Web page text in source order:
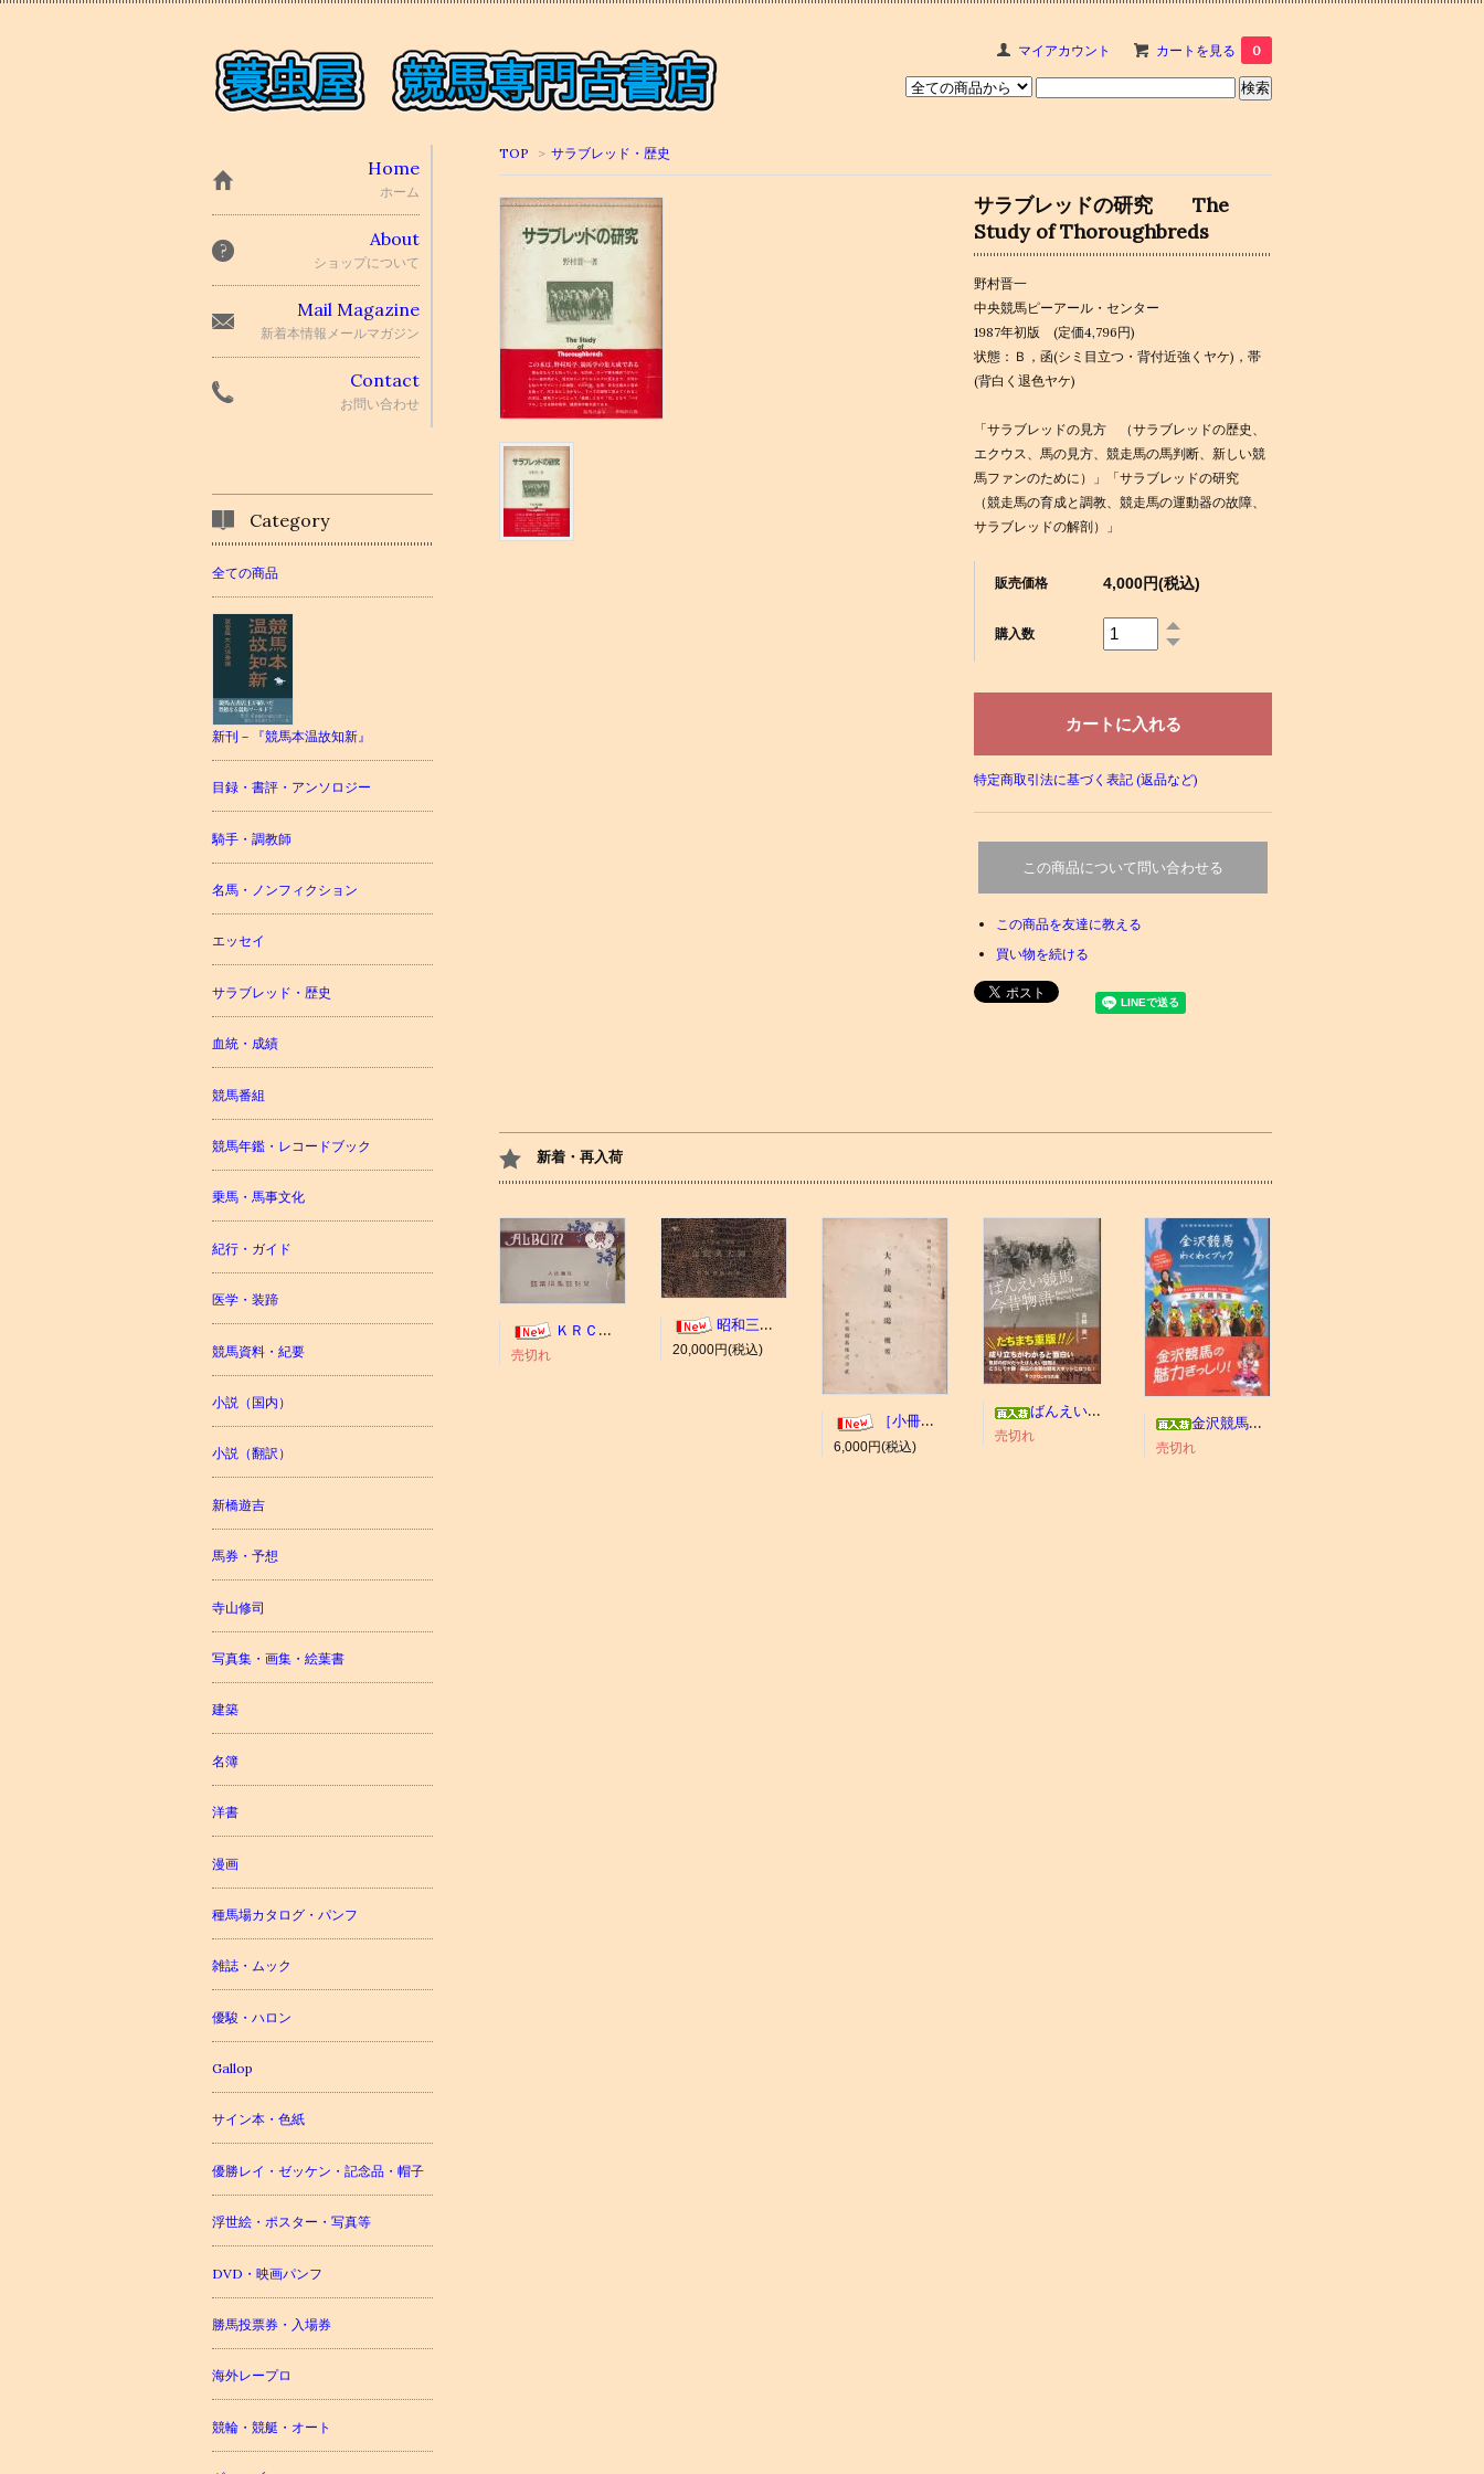
マイアカウント カートを見る 0
TOP > サラブレッド・歴史
サラブレッドの研究 The
Study of Thoroughbreds
野村晋一
中央競馬ピーアール・センター
1987年初版 (定価4,796円)
状態：Ｂ，函(シミ目立つ・背付近強くヤケ)，帯
(背白く退色ヤケ)
「サラブレッドの見方 （サラブレッドの歴史、
エクウス、馬の見方、競走馬の馬判断、新しい競
馬ファンのために）」「サラブレッドの研究
（競走馬の育成と調教、競走馬の運動器の故障、
サラブレッドの解剖）」
販売価格 4,000円(税込)
購入数
特定商取引法に基づく表記 (返品など)
この商品について問い合わせる
この商品を友達に教える
買い物を続ける
新着・再入荷
ＫＲＣ ＡＬＢＵＭ（京都競馬場写真帖）
売切れ
昭和三年十一月 御大典記念
20,000円(税込)
［小冊子］大井競馬場 概要
6,000円(税込)
ばんえい競馬今昔物語
売切れ
金沢競馬わくわくブック
売切れ
Home
ホーム
About
ショップについて
Mail Magazine
新着本情報メールマガジン
Contact
お問い合わせ
Category
全ての商品
新刊－『競馬本温故知新』
目録・書評・アンソロジー
騎手・調教師
名馬・ノンフィクション
エッセイ
サラブレッド・歴史
血統・成績
競馬番組
競馬年鑑・レコードブック
乗馬・馬事文化
紀行・ガイド
医学・装蹄
競馬資料・紀要
小説（国内）
小説（翻訳）
新橋遊吉
馬券・予想
寺山修司
写真集・画集・絵葉書
建築
名簿
洋書
漫画
種馬場カタログ・パンフ
雑誌・ムック
優駿・ハロン
Gallop
サイン本・色紙
優勝レイ・ゼッケン・記念品・帽子
浮世絵・ポスター・写真等
DVD・映画パンフ
勝馬投票券・入場券
海外レープロ
競輪・競艇・オート